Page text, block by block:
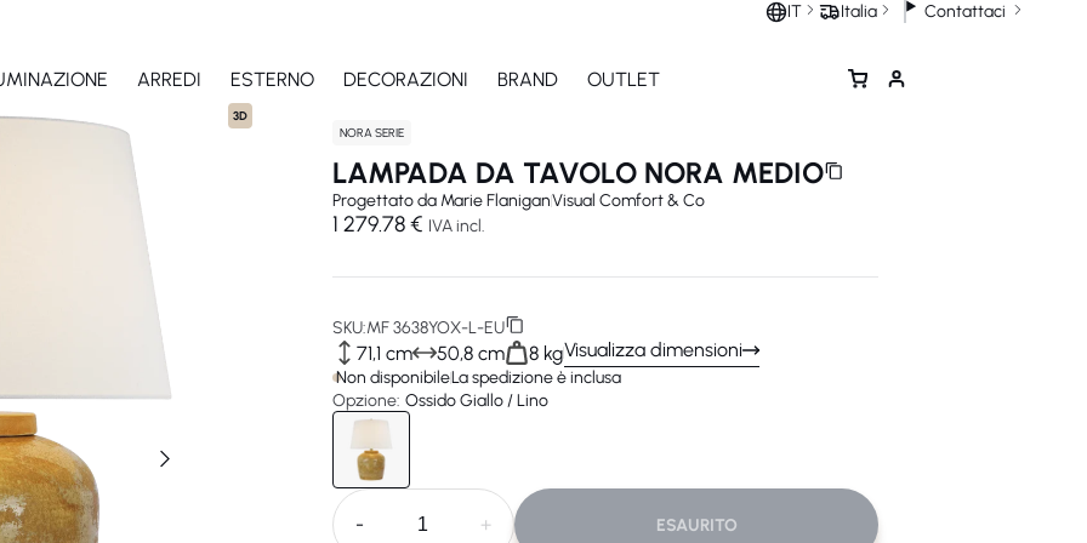
IT Italia Contattaci
ARREDI ESTERNO DECORAZIONI BRAND OUTLET
VISUALIZZA IN 3D
3D
NORA SERIE
LAMPADA DA TAVOLO NORA MEDIO
Progettato da Marie FlaniganVisual Comfort & Co
1 279.78 € IVA incl.
SKU:MF 3638YOX-L-EU
71,1 cm 50,8 cm 8 kgVisualizza dimensioni
Non disponibileLa spedizione è inclusa
Opzione: Ossido Giallo / Lino
- + ESAURITO